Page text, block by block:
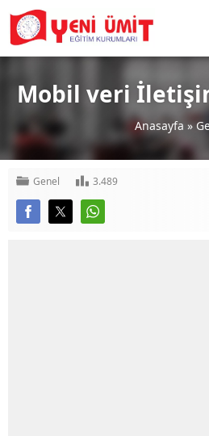
Mobil veri
Anasayfa »
Genel 3.489